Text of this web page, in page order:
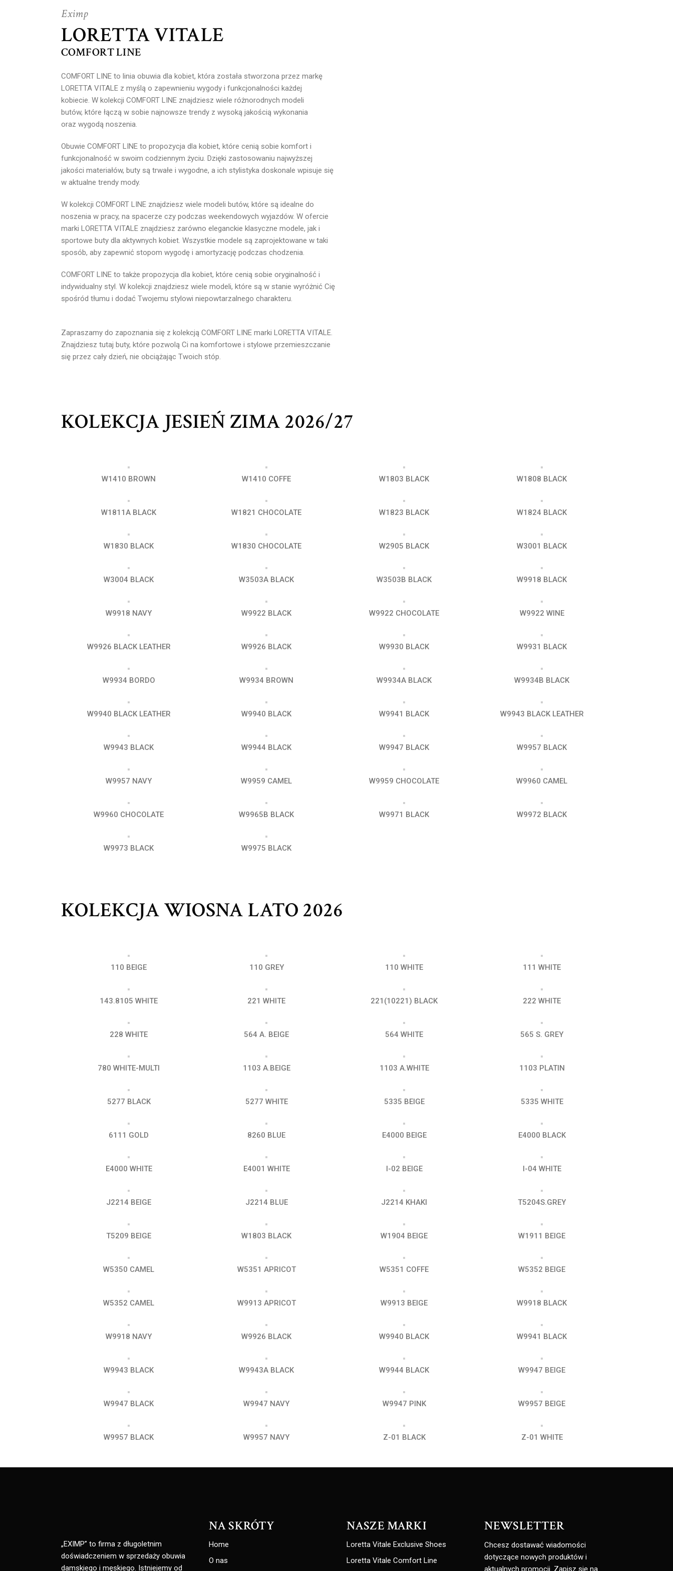
Eximp
LORETTA VITALE
COMFORT LINE
COMFORT LINE to linia obuwia dla kobiet, która została stworzona przez markę
LORETTA VITALE z myślą o zapewnieniu wygody i funkcjonalności każdej
kobiecie. W kolekcji COMFORT LINE znajdziesz wiele różnorodnych modeli
butów, które łączą w sobie najnowsze trendy z wysoką jakością wykonania
oraz wygodą noszenia.
Obuwie COMFORT LINE to propozycja dla kobiet, które cenią sobie komfort i
funkcjonalność w swoim codziennym życiu. Dzięki zastosowaniu najwyższej
jakości materiałów, buty są trwałe i wygodne, a ich stylistyka doskonale wpisuje się
w aktualne trendy mody.
W kolekcji COMFORT LINE znajdziesz wiele modeli butów, które są idealne do
noszenia w pracy, na spacerze czy podczas weekendowych wyjazdów. W ofercie
marki LORETTA VITALE znajdziesz zarówno eleganckie klasyczne modele, jak i
sportowe buty dla aktywnych kobiet. Wszystkie modele są zaprojektowane w taki
sposób, aby zapewnić stopom wygodę i amortyzację podczas chodzenia.
COMFORT LINE to także propozycja dla kobiet, które cenią sobie oryginalność i
indywidualny styl. W kolekcji znajdziesz wiele modeli, które są w stanie wyróżnić Cię
spośród tłumu i dodać Twojemu stylowi niepowtarzalnego charakteru.
Zapraszamy do zapoznania się z kolekcją COMFORT LINE marki LORETTA VITALE.
Znajdziesz tutaj buty, które pozwolą Ci na komfortowe i stylowe przemieszczanie
się przez cały dzień, nie obciążając Twoich stóp.
KOLEKCJA JESIEŃ ZIMA 2026/27
W1410 BROWN W1410 COFFE W1803 BLACK W1808 BLACK
W1811A BLACK W1821 CHOCOLATE W1823 BLACK W1824 BLACK
W1830 BLACK W1830 CHOCOLATE W2905 BLACK W3001 BLACK
W3004 BLACK W3503A BLACK W3503B BLACK W9918 BLACK
W9918 NAVY W9922 BLACK W9922 CHOCOLATE W9922 WINE
W9926 BLACK LEATHER W9926 BLACK W9930 BLACK W9931 BLACK
W9934 BORDO W9934 BROWN W9934A BLACK W9934B BLACK
W9940 BLACK LEATHER W9940 BLACK W9941 BLACK W9943 BLACK LEATHER
W9943 BLACK W9944 BLACK W9947 BLACK W9957 BLACK
W9957 NAVY W9959 CAMEL W9959 CHOCOLATE W9960 CAMEL
W9960 CHOCOLATE W9965B BLACK W9971 BLACK W9972 BLACK
W9973 BLACK W9975 BLACK
KOLEKCJA WIOSNA LATO 2026
110 BEIGE 110 GREY 110 WHITE 111 WHITE
143.8105 WHITE 221 WHITE 221(10221) BLACK 222 WHITE
228 WHITE 564 A. BEIGE 564 WHITE 565 S. GREY
780 WHITE-MULTI 1103 A.BEIGE 1103 A.WHITE 1103 PLATIN
5277 BLACK 5277 WHITE 5335 BEIGE 5335 WHITE
6111 GOLD 8260 BLUE E4000 BEIGE E4000 BLACK
E4000 WHITE E4001 WHITE I-02 BEIGE I-04 WHITE
J2214 BEIGE J2214 BLUE J2214 KHAKI T5204S.GREY
T5209 BEIGE W1803 BLACK W1904 BEIGE W1911 BEIGE
W5350 CAMEL W5351 APRICOT W5351 COFFE W5352 BEIGE
W5352 CAMEL W9913 APRICOT W9913 BEIGE W9918 BLACK
W9918 NAVY W9926 BLACK W9940 BLACK W9941 BLACK
W9943 BLACK W9943A BLACK W9944 BLACK W9947 BEIGE
W9947 BLACK W9947 NAVY W9947 PINK W9957 BEIGE
W9957 BLACK W9957 NAVY Z-01 BLACK Z-01 WHITE
„EXIMP” to firma z długoletnim
doświadczeniem w sprzedaży obuwia
damskiego i męskiego. Istniejemy od
NA SKRÓTY
Home
O nas
NASZE MARKI
Loretta Vitale Exclusive Shoes
Loretta Vitale Comfort Line
NEWSLETTER
Chcesz dostawać wiadomości
dotyczące nowych produktów i
aktualnych promocji. Zapisz się na